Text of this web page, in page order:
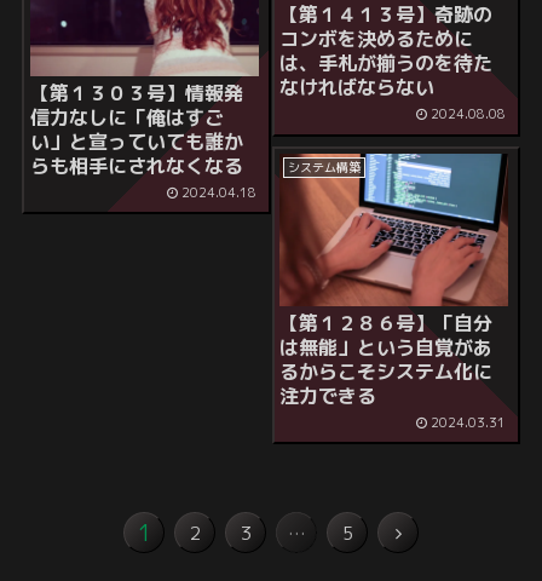
【第１４１３号】奇跡の
コンボを決めるために
は、手札が揃うのを待た
なければならない
2024.08.08
【第１３０３号】情報発
信力なしに「俺はすご
い」と宣っていても誰か
らも相手にされなくなる
2024.04.18
システム構築
【第１２８６号】「自分
は無能」という自覚があ
るからこそシステム化に
注力できる
2024.03.31
1 2 3 … 5